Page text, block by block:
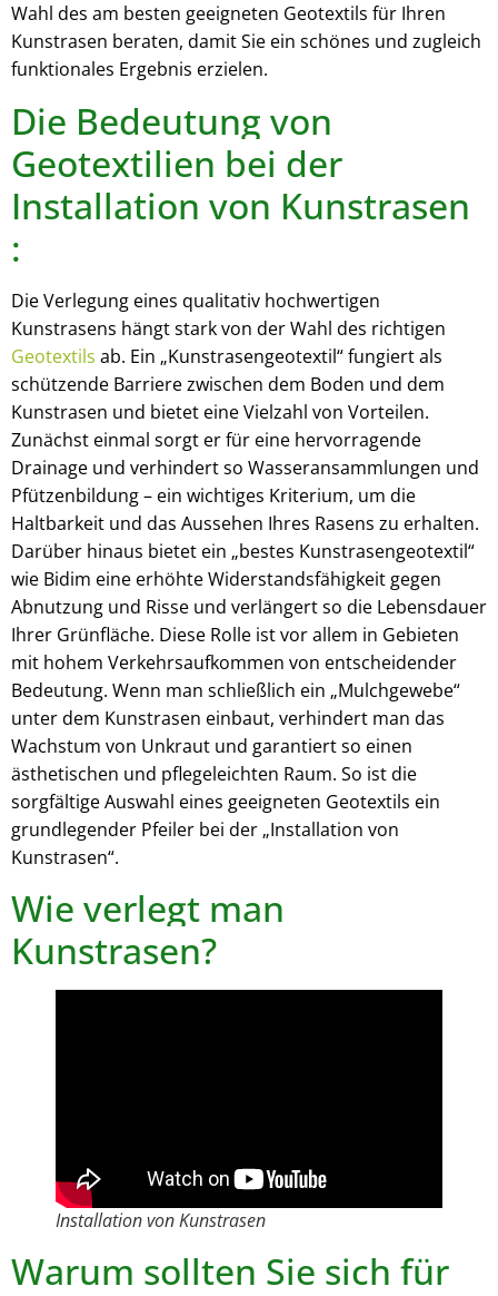
Wahl des am besten geeigneten Geotextils für Ihren
Kunstrasen beraten, damit Sie ein schönes und zugleich
funktionales Ergebnis erzielen.
Die Bedeutung von
Geotextilien bei der
Installation von Kunstrasen
:
Die Verlegung eines qualitativ hochwertigen
Kunstrasens hängt stark von der Wahl des richtigen
Geotextils ab. Ein „Kunstrasengeotextil“ fungiert als
schützende Barriere zwischen dem Boden und dem
Kunstrasen und bietet eine Vielzahl von Vorteilen.
Zunächst einmal sorgt er für eine hervorragende
Drainage und verhindert so Wasseransammlungen und
Pfützenbildung – ein wichtiges Kriterium, um die
Haltbarkeit und das Aussehen Ihres Rasens zu erhalten.
Darüber hinaus bietet ein „bestes Kunstrasengeotextil“
wie Bidim eine erhöhte Widerstandsfähigkeit gegen
Abnutzung und Risse und verlängert so die Lebensdauer
Ihrer Grünfläche. Diese Rolle ist vor allem in Gebieten
mit hohem Verkehrsaufkommen von entscheidender
Bedeutung. Wenn man schließlich ein „Mulchgewebe“
unter dem Kunstrasen einbaut, verhindert man das
Wachstum von Unkraut und garantiert so einen
ästhetischen und pflegeleichten Raum. So ist die
sorgfältige Auswahl eines geeigneten Geotextils ein
grundlegender Pfeiler bei der „Installation von
Kunstrasen“.
Wie verlegt man
Kunstrasen?
Installation von Kunstrasen
Warum sollten Sie sich für